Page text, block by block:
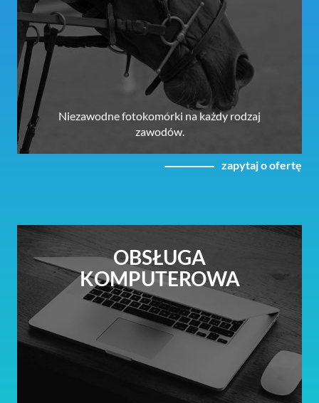
Niezawodne fotokomórki na każdy rodzaj
zawodów.
zapytaj o ofertę
OBSŁUGA
KOMPUTEROWA